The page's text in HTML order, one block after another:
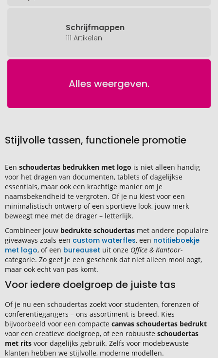
Schrijfmappen
111 Artikelen
Alles weergeven.
Stijlvolle tassen, functionele promotie
Een schoudertas bedrukken met logo is niet alleen handig
voor het dragen van documenten, tablets of dagelijkse
essentials, maar ook een krachtige manier om je
naamsbekendheid te vergroten. Of je nu kiest voor een
minimalistisch ontwerp of een sportieve look, jouw merk
beweegt mee met de drager – letterlijk.
Combineer jouw bedrukte schoudertas met andere populaire
giveaways zoals een custom waterfles, een notitieboekje
met logo, of een bureauset uit onze Office & Kantoor-
categorie. Zo geef je een geschenk dat niet alleen mooi oogt,
maar ook echt van pas komt.
Voor iedere doelgroep de juiste tas
Of je nu een schoudertas zoekt voor studenten, forenzen of
conferentiegangers – ons assortiment is breed. Kies
bijvoorbeeld voor een compacte canvas schoudertas bedrukt
voor een creatieve doelgroep, of een robuuste schoudertas
met rits voor dagelijks gebruik. Zelfs voor modebewuste
klanten hebben we stijlvolle, moderne modellen.